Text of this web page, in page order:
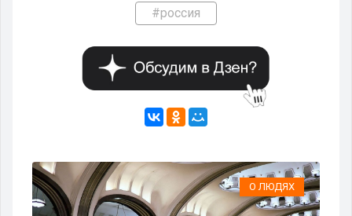
#россия
О ЛЮДЯХ